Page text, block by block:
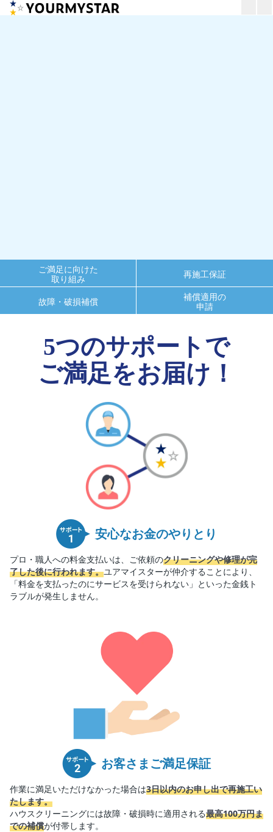
ご満足に向けた
取り組み
再施工保証
故障・破損補償
補償適用の
申請
5つのサポートで
ご満足をお届け！
安心なお金のやりとり
プロ・職人への料金支払いは、ご依頼のクリーニングや修理が完
了した後に行われます。ユアマイスターが仲介することにより、
「料金を支払ったのにサービスを受けられない」といった金銭ト
ラブルが発生しません。
お客さまご満足保証
作業に満足いただけなかった場合は3日以内のお申し出で再施工い
たします。
ハウスクリーニングには故障・破損時に適用される最高100万円ま
での補償が付帯します。